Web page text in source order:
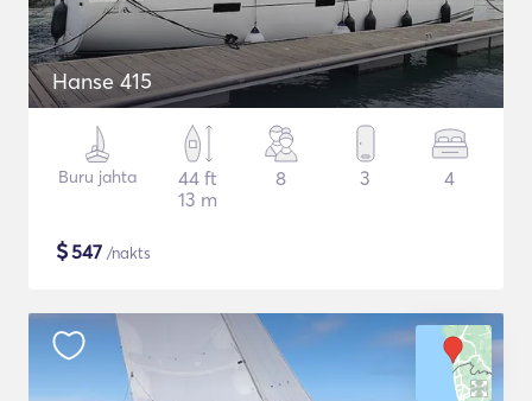
Hanse 415
Buru jahta
44 ft
13 m
8 3 4
$547 /nakts